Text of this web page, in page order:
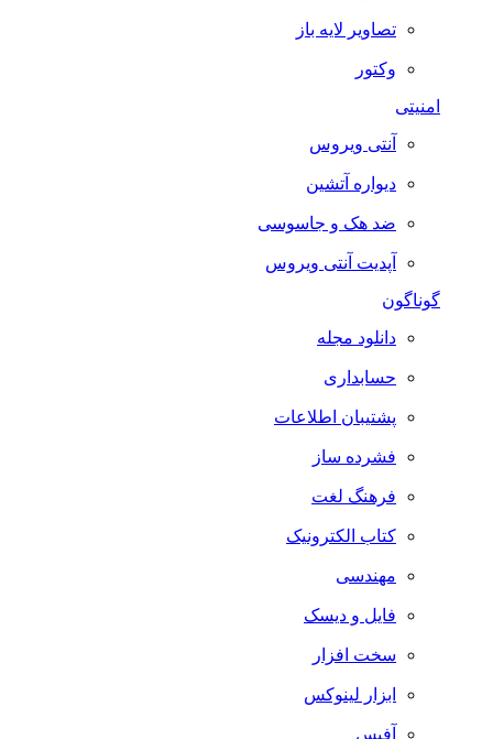
تصاویر لایه باز
وکتور
امنیتی
آنتی ویروس
دیواره آتشین
ضد هک و جاسوسی
آپدیت آنتی ویروس
گوناگون
دانلود مجله
حسابداری
پشتیبان اطلاعات
فشرده ساز
فرهنگ لغت
کتاب الکترونیک
مهندسی
فایل و دیسک
سخت افزار
ابزار لینوکس
آفیس